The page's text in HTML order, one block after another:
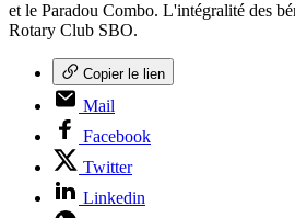
et le Paradou Combo. L'intégralité des
Rotary Club SBO.
Copier le lien
Mail
Facebook
Twitter
Linkedin